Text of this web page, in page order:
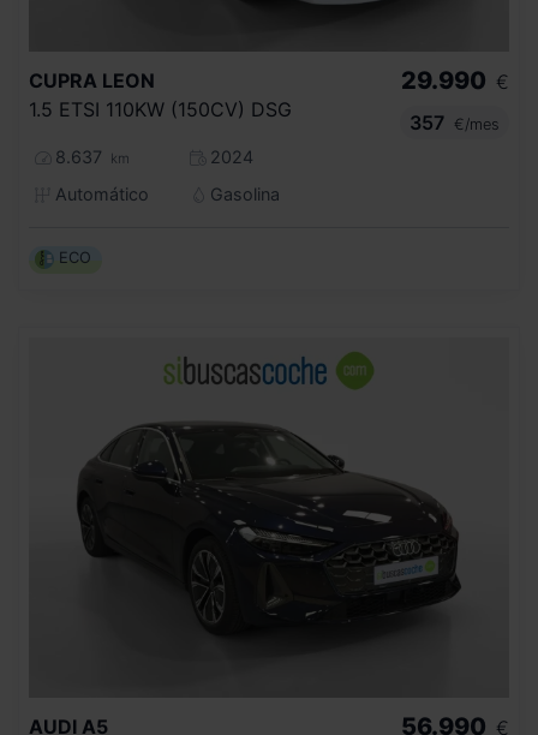
CUPRA LEON
1.5 ETSI 110KW (150CV) DSG
8.637 km
2024
Automático
Gasolina
29.990 €
357
€/mes
ECO
AUDI A5
56.990 €